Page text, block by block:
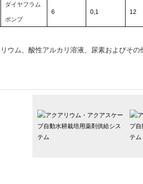
ダイヤフラム
ポンプ
6 0,1 12
ウム、酸性アルカリ溶液、尿素および